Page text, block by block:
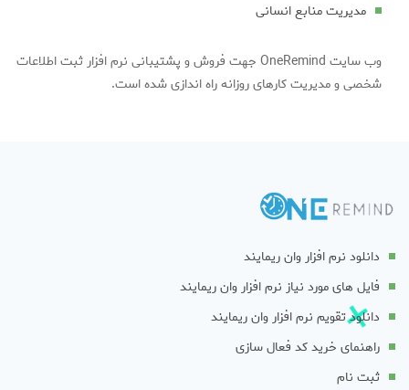
مدیریت منابع انسانی
وب سایت OneRemind جهت فروش و پشتیبانی نرم افزار ثبت اطلاعات
شخصی و مدیریت کارهای روزانه راه اندازی شده است.
دانلود نرم افزار وان ریمایند
فایل های مورد نیاز نرم افزار وان ریمایند
دانلود تقویم نرم افزار وان ریمایند
راهنمای خرید کد فعال سازی
ثبت نام